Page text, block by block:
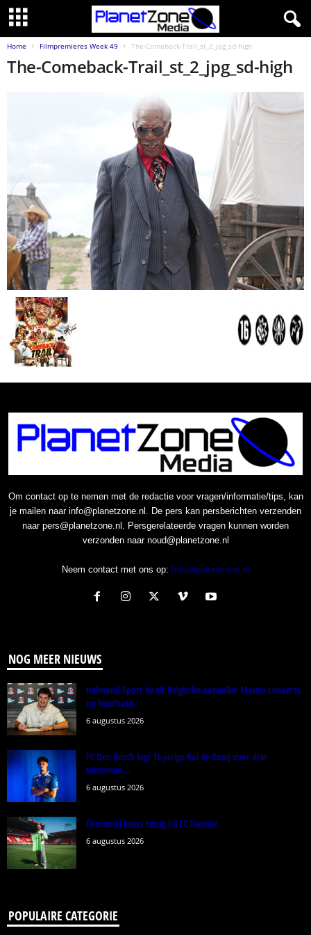
Home Filmpremieres Week 49 The-Comeback-Trail_st_2_jpg_sd-high
The-Comeback-Trail_st_2_jpg_sd-high
Om contact op te nemen met de redactie voor vragen/informatie/tips, kan
je mailen naar info@planetzone.nl. De pers kan persberichten verzenden
naar pers@planetzone.nl. Persgerelateerde vragen kunnen worden
verzonden naar noud@planetzone.nl
Neem contact met ons op: Info@planetzone.nl
NOG MEER NIEUWS
Helmond Sport haalt Belgische aanvaller Mauro Lenaerts
op huurbasis
6 augustus 2026
FC Den Bosch legt 16-jarige Kai de Rooij voor drie
seizoenen...
6 augustus 2026
Drommel keert terug bij FC Twente
6 augustus 2026
POPULAIRE CATEGORIE